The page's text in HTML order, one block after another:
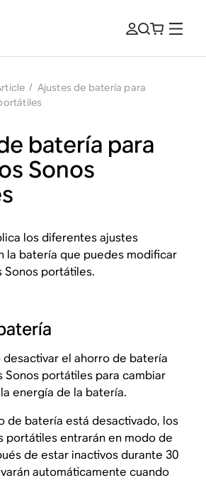
/ Ajustes de batería para
batería para
Sonos
los diferentes ajustes
la batería que puedes modificar
portátiles.
desactivar el ahorro de batería
Sonos portátiles para cambiar
energía de la batería.
de batería está desactivado, los
portátiles entrarán en modo de
de estar inactivos durante 30
automáticamente cuando